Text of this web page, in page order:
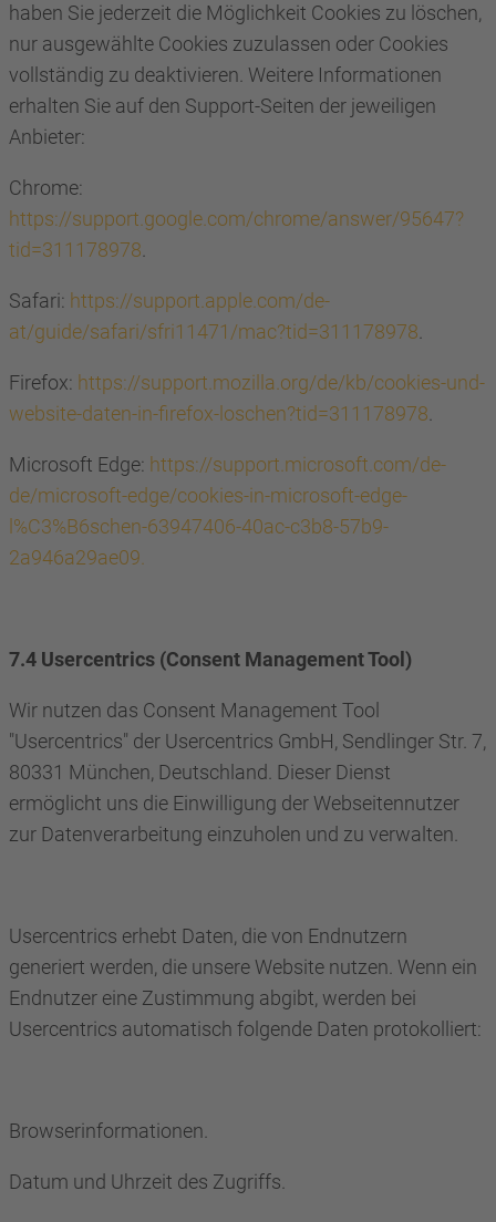
haben Sie jederzeit die Möglichkeit Cookies zu löschen,
nur ausgewählte Cookies zuzulassen oder Cookies
vollständig zu deaktivieren. Weitere Informationen
erhalten Sie auf den Support-Seiten der jeweiligen
Anbieter:
Chrome:
https://support.google.com/chrome/answer/95647?
tid=311178978
Safari: https://support.apple.com/de-
at/guide/safari/sfri11471/mac?tid=311178978
Firefox: https://support.mozilla.org/de/kb/cookies-und-
website-daten-in-firefox-loschen?tid=311178978
Microsoft Edge: https://support.microsoft.com/de-
de/microsoft-edge/cookies-in-microsoft-edge-
l%C3%B6schen-63947406-40ac-c3b8-57b9-
2a946a29ae09.
7.4 Usercentrics (Consent Management Tool)
Wir nutzen das Consent Management Tool
"Usercentrics" der Usercentrics GmbH, Sendlinger Str. 7,
80331 München, Deutschland. Dieser Dienst
ermöglicht uns die Einwilligung der Webseitennutzer
zur Datenverarbeitung einzuholen und zu verwalten.
Usercentrics erhebt Daten, die von Endnutzern
generiert werden, die unsere Website nutzen. Wenn ein
Endnutzer eine Zustimmung abgibt, werden bei
Usercentrics automatisch folgende Daten protokolliert:
Browserinformationen.
Datum und Uhrzeit des Zugriffs.